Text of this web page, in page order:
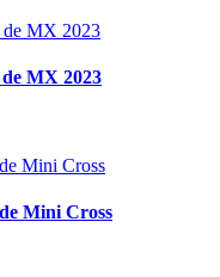
MX 2023
Mini Cross